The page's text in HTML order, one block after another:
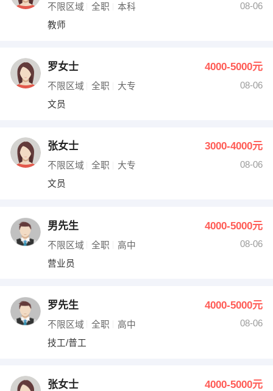
不限区域 全职 本科
08-06
教师
罗女士 4000-5000元
不限区域 全职 大专
08-06
文员
张女士 3000-4000元
不限区域 全职 大专
08-06
文员
男先生 4000-5000元
不限区域 全职 高中
08-06
营业员
罗先生 4000-5000元
不限区域 全职 高中
08-06
技工/普工
张女士 4000-5000元